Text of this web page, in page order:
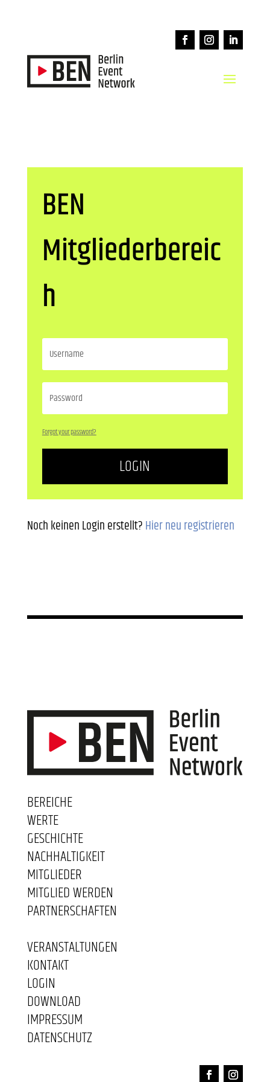
BEN
Mitgliederbereic
h
Forgot your password?
LOGIN
Noch keinen Login erstellt?Hier neu registrieren
BEREICHE
WERTE
GESCHICHTE
NACHHALTIGKEIT
MITGLIEDER
MITGLIED WERDEN
PARTNERSCHAFTEN
VERANSTALTUNGEN
KONTAKT
LOGIN
DOWNLOAD
IMPRESSUM
DATENSCHUTZ